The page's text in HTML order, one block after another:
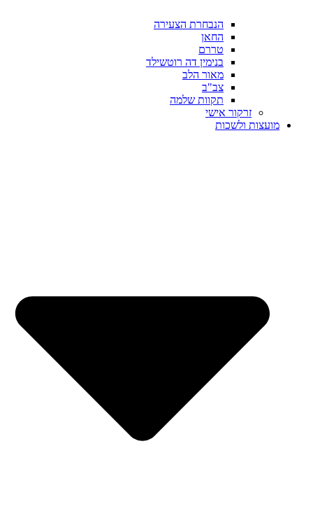
הנבחרת הצעירה
החאן
טררם
בנימין דה רוטשילד
מאור הלב
צב"ב
תקוות שלמה
זרקור אישי
מועצות ולשכות